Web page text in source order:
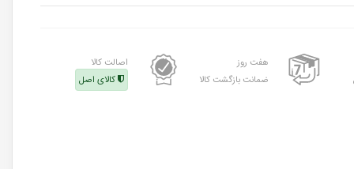
هفت روز
ضمانت بازگشت کالا
اصالت کالا
کالای اصل